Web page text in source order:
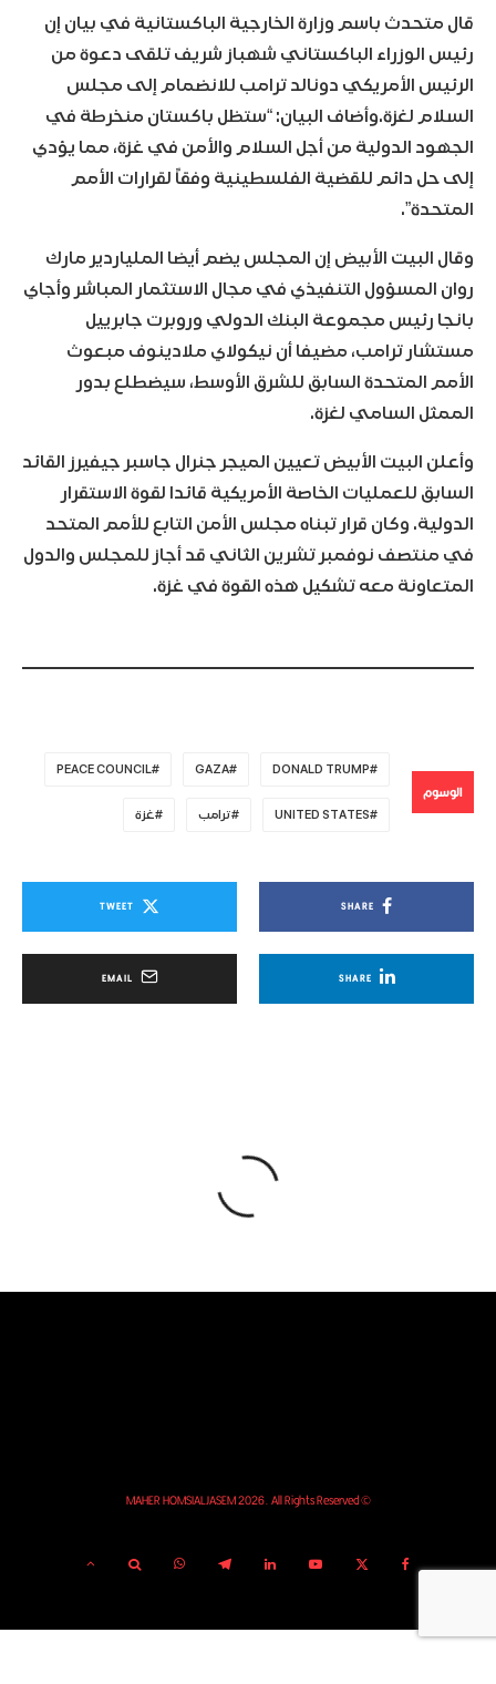
قال متحدث باسم وزارة الخارجية الباكستانية في بيان إن
رئيس الوزراء الباكستاني شهباز شريف تلقى دعوة من
الرئيس الأمريكي دونالد ترامب للانضمام إلى مجلس
السلام لغزة.وأضاف البيان: “ستظل باكستان منخرطة في
الجهود الدولية من أجل السلام والأمن في غزة، مما يؤدي
إلى حل دائم للقضية الفلسطينية وفقاً لقرارات الأمم
المتحدة”.
وقال البيت الأبيض إن المجلس يضم أيضا الملياردير مارك
روان المسؤول التنفيذي في مجال الاستثمار المباشر وأجاي
بانجا رئيس مجموعة البنك الدولي وروبرت جابرييل
مستشار ترامب، مضيفا أن نيكولاي ملادينوف مبعوث
الأمم المتحدة السابق للشرق الأوسط، سيضطلع بدور
الممثل السامي لغزة.
وأعلن البيت الأبيض تعيين الميجر جنرال جاسبر جيفيرز القائد
السابق للعمليات الخاصة الأمريكية قائدا لقوة الاستقرار
الدولية. وكان قرار تبناه مجلس الأمن التابع للأمم المتحد
في منتصف نوفمبر تشرين الثاني قد أجاز للمجلس والدول
المتعاونة معه تشكيل هذه القوة في غزة.
الوسوم
DONALD TRUMP
GAZA
PEACE COUNCIL
UNITED STATES ترامب غزة
SHARE
TWEET
SHARE
EMAIL
© MAHER HOMSIALJASEM 2026. All Rights Reserved